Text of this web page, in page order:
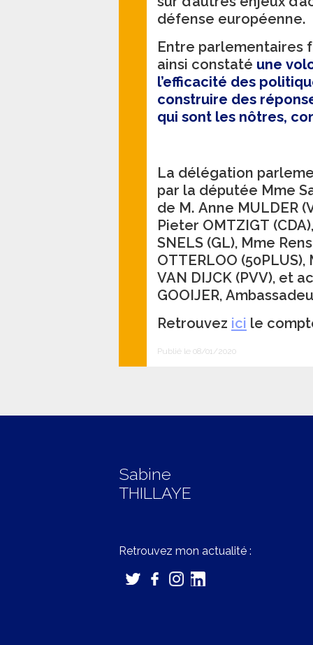
défense européenne.
Entre parlementaires
ainsi constaté une
l’efficacité des
construire des
qui sont les nôtres,
La délégation
par la députée Mme
de M. Anne MULDER
Pieter OMTZIGT (CDA), M. Joost SNELLER
SNELS (GL), Mme
OTTERLOO
VAN DIJCK (PVV), et
GOOIJER,
Retrouvez ici le
Publié le 08/01/2020
Sabine
THILLAYE
Retrouvez mon actualité :